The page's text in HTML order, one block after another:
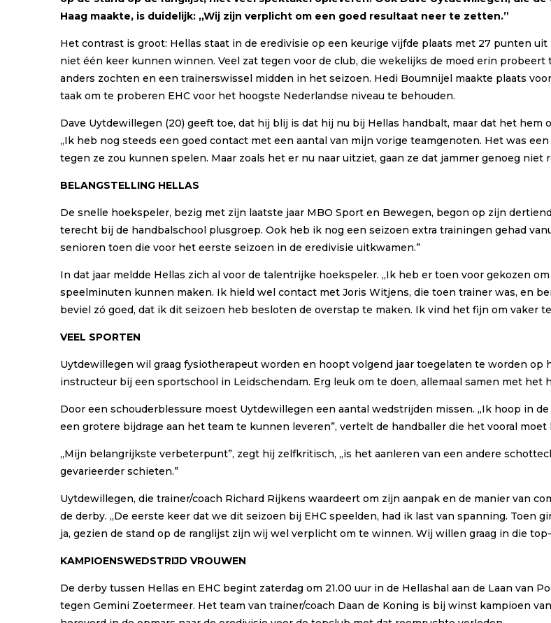
Haag maakte, is duidelijk: ,,Wij zijn verplicht om een goed resultaat neer te zetten.”
Het contrast is groot: Hellas staat in de eredivisie op een keurige vijfde plaats met 27 punten
niet één keer kunnen winnen. Veel zat tegen voor de club, die wekelijks de moed erin
anders zochten en een trainerswissel midden in het seizoen. Hedi Boumnijel maakte plaats
taak om te proberen EHC voor het hoogste Nederlandse niveau te behouden.
Dave Uytdewillegen (20) geeft toe, dat hij blij is dat hij nu bij Hellas handbalt, maar dat het
,,Ik heb nog steeds een goed contact met een aantal van mijn vorige teamgenoten. Het was
tegen ze zou kunnen spelen. Maar zoals het er nu naar uitziet, gaan ze dat jammer genoeg niet
BELANGSTELLING HELLAS
De snelle hoekspeler, bezig met zijn laatste jaar MBO Sport en Bewegen, begon op zijn
terecht bij de handbalschool plusgroep. Ook heb ik nog een seizoen extra trainingen gehad
senioren toen die voor het eerste seizoen in de eredivisie uitkwamen.”
In dat jaar meldde Hellas zich al voor de talentrijke hoekspeler. ,,Ik heb er toen voor gekozen
speelminuten kunnen maken. Ik hield wel contact met Joris Witjens, die toen trainer was, en
beviel zó goed, dat ik dit seizoen heb besloten de overstap te maken. Ik vind het fijn om vaker
VEEL SPORTEN
Uytdewillegen wil graag fysiotherapeut worden en hoopt volgend jaar toegelaten te worden op
instructeur bij een sportschool in Leidschendam. Erg leuk om te doen, allemaal samen met het
Door een schouderblessure moest Uytdewillegen een aantal wedstrijden missen. ,,Ik hoop in
een grotere bijdrage aan het team te kunnen leveren”, vertelt de handballer die het vooral
,,Mijn belangrijkste verbeterpunt”, zegt hij zelfkritisch, ,,is het aanleren van een andere
gevarieerder schieten.”
Uytdewillegen, die trainer/coach Richard Rijkens waardeert om zijn aanpak en de manier van
de derby. ,,De eerste keer dat we dit seizoen bij EHC speelden, had ik last van spanning. Toen
ja, gezien de stand op de ranglijst zijn wij wel verplicht om te winnen. Wij willen graag in die
KAMPIOENSWEDSTRIJD VROUWEN
De derby tussen Hellas en EHC begint zaterdag om 21.00 uur in de Hellashal aan de Laan van
tegen Gemini Zoetermeer. Het team van trainer/coach Daan de Koning is bij winst kampioen